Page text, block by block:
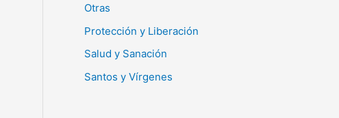
Otras
Protección y Liberación
Salud y Sanación
Santos y Vírgenes